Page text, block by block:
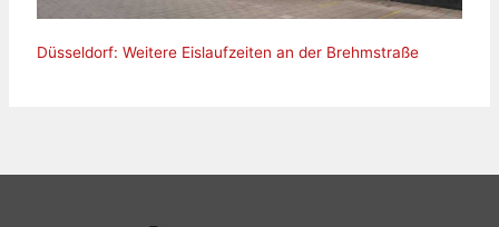
Düsseldorf: Weitere Eislaufzeiten an der Brehmstraße